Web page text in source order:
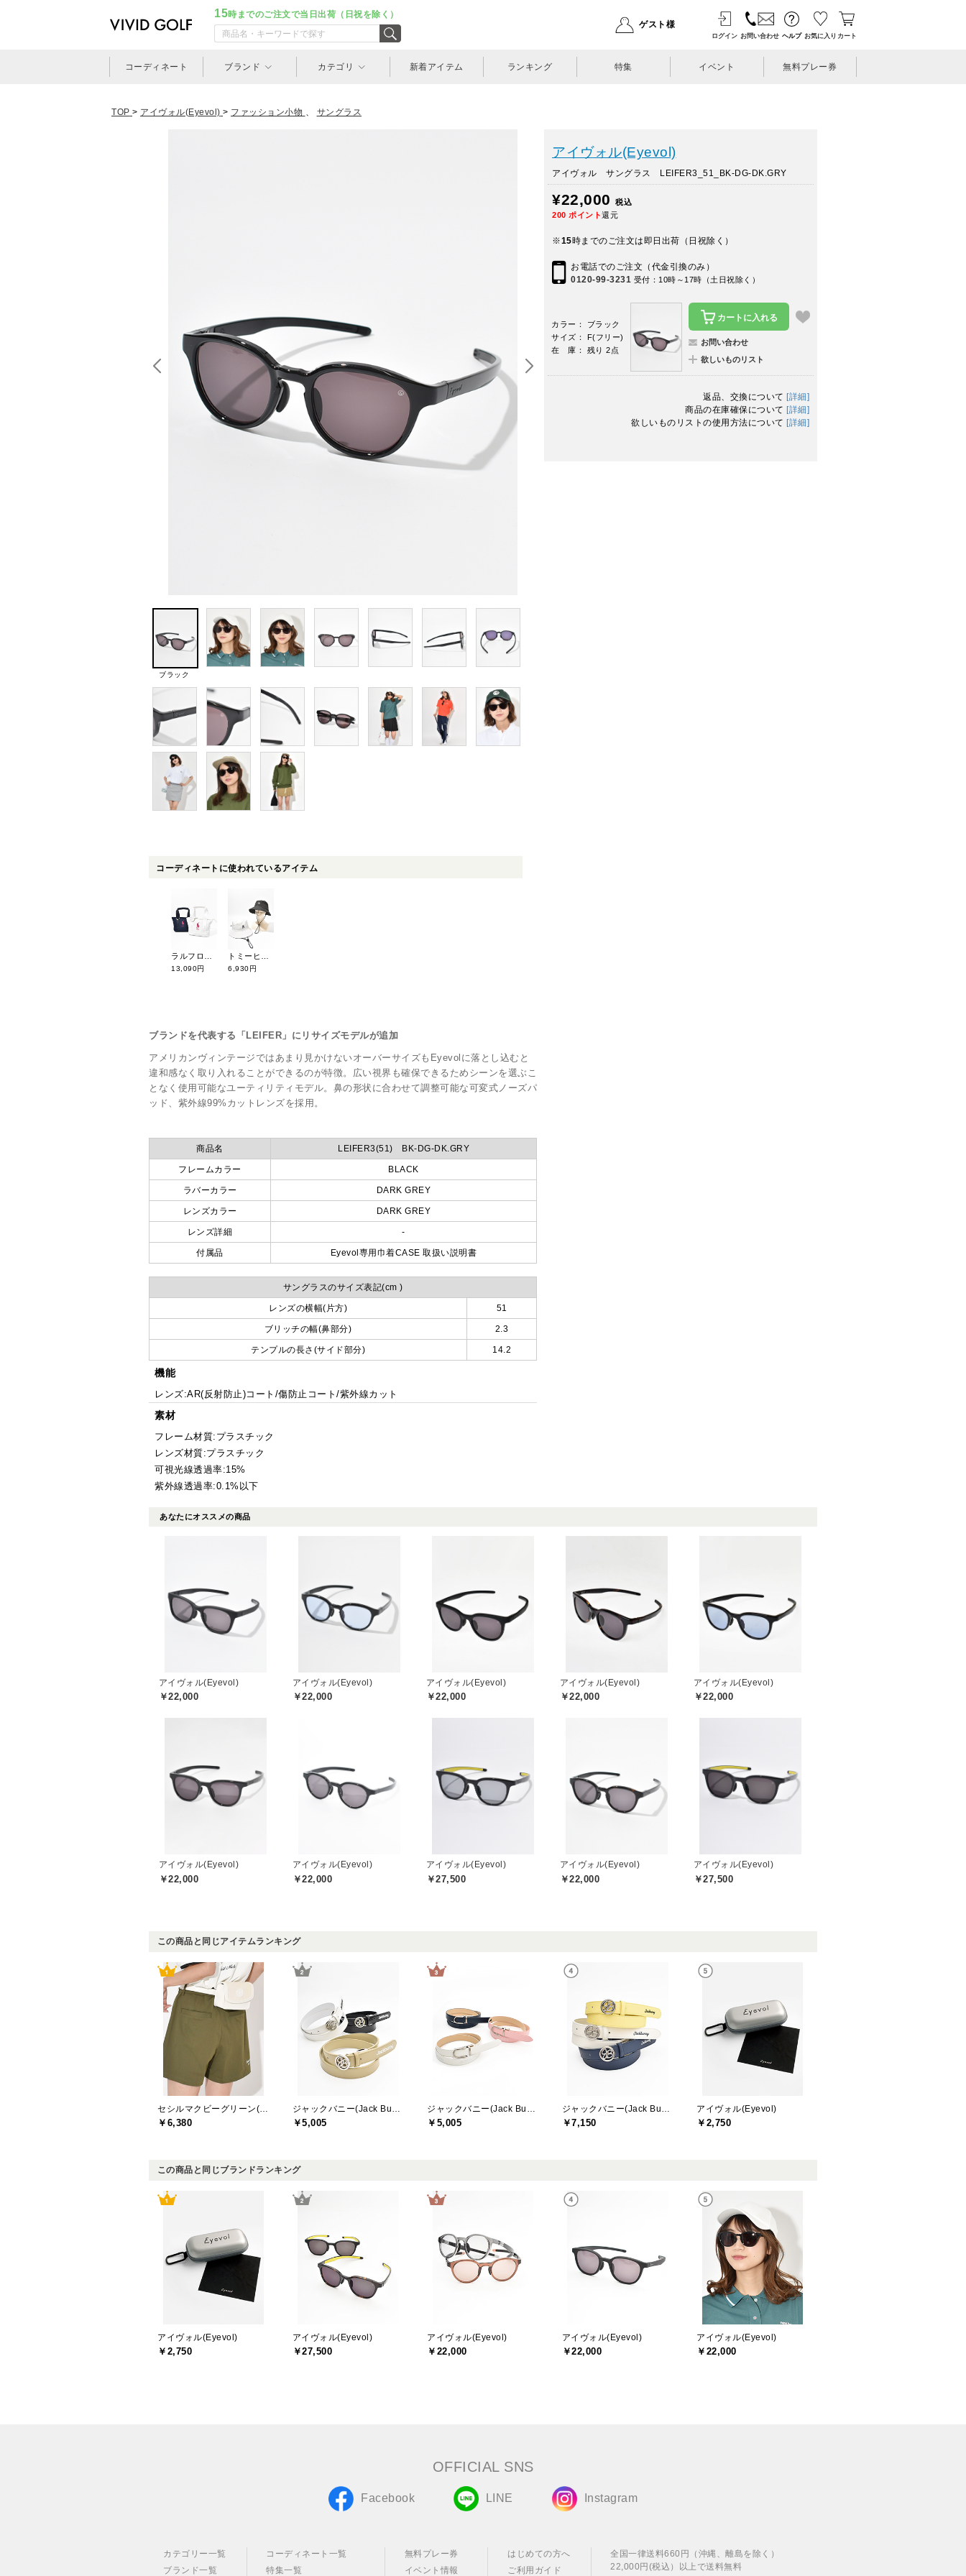
15時までのご注文で当日出荷（日祝を除く）
ゲスト様
ログイン お問い合わせ ヘルプ お気に入り カート
コーディネート ブランド カテゴリ 新着アイテム ランキング 特集 イベント 無料プレー券
TOP > アイヴォル(Eyevol) > ファッション小物 、 サングラス
ブラック
コーディネートに使われているアイテム
13,090円 6,930円
ブランドを代表する「LEIFER」にリサイズモデルが追加
アメリカンヴィンテージではあまり見かけないオーバーサイズもEyevolに落とし込むと
違和感なく取り入れることができるのが特徴。広い視界も確保できるためシーンを選ぶこ
となく使用可能なユーティリティモデル。鼻の形状に合わせて調整可能な可変式ノーズパ
ッド、紫外線99%カットレンズを採用。
商品名 LEIFER3(51) BK-DG-DK.GRY
フレームカラー BLACK
ラバーカラー DARK GREY
レンズカラー DARK GREY
レンズ詳細 -
付属品 Eyevol専用巾着CASE 取扱い説明書
サングラスのサイズ表記(cm )
レンズの横幅(片方) 51
ブリッチの幅(鼻部分) 2.3
テンプルの長さ(サイド部分) 14.2
機能
レンズ:AR(反射防止)コート/傷防止コート/紫外線カット
素材
フレーム材質:プラスチック
レンズ材質:プラスチック
可視光線透過率:15%
紫外線透過率:0.1%以下
アイヴォル(Eyevol)
アイヴォル サングラス LEIFER3_51_BK-DG-DK.GRY
¥22,000
税込
200 ポイント還元
※15時までのご注文は即日出荷（日祝除く）
お電話でのご注文（代金引換のみ）
0120-99-3231 受付：10時～17時（土日祝除く）
カラー： ブラック
サイズ： F(フリー)
在 庫： 残り 2点
カートに入れる
お問い合わせ
欲しいものリスト
返品、交換について [詳細]
商品の在庫確保について [詳細]
欲しいものリストの使用方法について [詳細]
あなたにオススメの商品
アイヴォル(Eyevol)
￥22,000
アイヴォル(Eyevol)
￥22,000
アイヴォル(Eyevol)
￥22,000
アイヴォル(Eyevol)
￥22,000
アイヴォル(Eyevol)
￥22,000
アイヴォル(Eyevol)
￥22,000
アイヴォル(Eyevol)
￥22,000
アイヴォル(Eyevol)
￥27,500
アイヴォル(Eyevol)
￥22,000
アイヴォル(Eyevol)
￥27,500
この商品と同じアイテムランキング
￥6,380 ￥5,005 ￥5,005 ￥7,150
アイヴォル(Eyevol)
￥2,750
この商品と同じブランドランキング
アイヴォル(Eyevol)
￥2,750
アイヴォル(Eyevol)
￥27,500
アイヴォル(Eyevol)
￥22,000
アイヴォル(Eyevol)
￥22,000
アイヴォル(Eyevol)
￥22,000
OFFICIAL SNS
Facebook LINE Instagram
カテゴリー一覧
ブランド一覧
コーディネート一覧
特集一覧
無料プレー券
イベント情報
はじめての方へ
ご利用ガイド
全国一律送料660円（沖縄、離島を除く）
22,000円(税込）以上で送料無料